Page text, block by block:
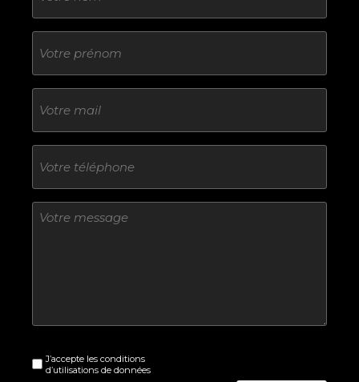
Sans
titre
E-
mail
Téléphone
Sans
titre
titreJ’accepte les conditions
d’utilisations de données